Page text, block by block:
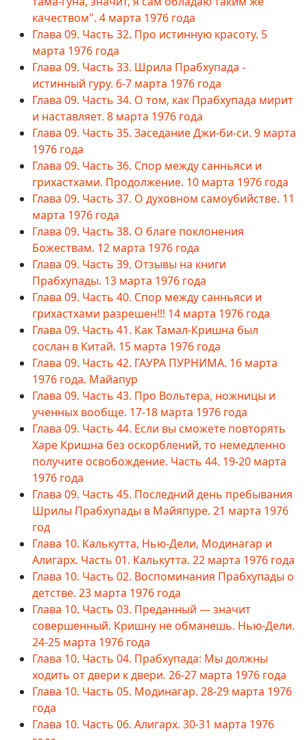
качеством". 4 марта 1976 года
Глава 09. Часть 32. Про истинную красоту. 5
марта 1976 года
Глава 09. Часть 33. Шрила Прабхупада -
истинный гуру. 6-7 марта 1976 года
Глава 09. Часть 34. О том, как Прабхупада мирит
и наставляет. 8 марта 1976 года
Глава 09. Часть 35. Заседание Джи-би-си. 9 марта
1976 года
Глава 09. Часть 36. Спор между санньяси и
грихастхами. Продолжение. 10 марта 1976 года
Глава 09. Часть 37. О духовном самоубийстве. 11
марта 1976 года
Глава 09. Часть 38. О благе поклонения
Божествам. 12 марта 1976 года
Глава 09. Часть 39. Отзывы на книги
Прабхупады. 13 марта 1976 года
Глава 09. Часть 40. Спор между санньяси и
грихастхами разрешен!!! 14 марта 1976 года
Глава 09. Часть 41. Как Тамал-Кришна был
сослан в Китай. 15 марта 1976 года
Глава 09. Часть 42. ГАУРА ПУРНИМА. 16 марта
1976 года. Майапур
Глава 09. Часть 43. Про Вольтера, ножницы и
ученных вообще. 17-18 марта 1976 года
Глава 09. Часть 44. Если вы сможете повторять
Харе Кришна без оскорблений, то немедленно
получите освобождение. Часть 44. 19-20 марта
1976 года
Глава 09. Часть 45. Последний день пребывания
Шрилы Прабхупады в Майяпуре. 21 марта 1976
год
Глава 10. Калькутта, Нью-Дели, Модинагар и
Алигарх. Часть 01. Калькутта. 22 марта 1976 года
Глава 10. Часть 02. Воспоминания Прабхупады о
детстве. 23 марта 1976 года
Глава 10. Часть 03. Преданный — значит
совершенный. Кришну не обманешь. Нью-Дели.
24-25 марта 1976 года
Глава 10. Часть 04. Прабхупада: Мы должны
ходить от двери к двери. 26-27 марта 1976 года
Глава 10. Часть 05. Модинагар. 28-29 марта 1976
года
Глава 10. Часть 06. Алигарх. 30-31 марта 1976